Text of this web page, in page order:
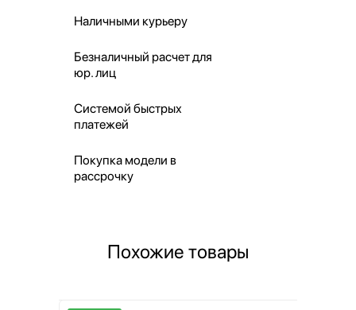
Наличными курьеру
Безналичный расчет для
юр. лиц
Системой быстрых
платежей
Покупка модели в
рассрочку
Похожие товары